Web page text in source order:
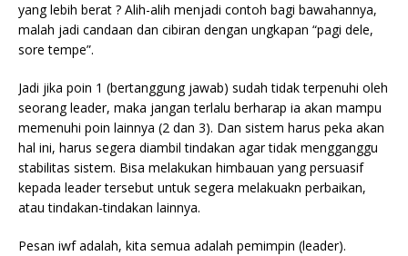
yang lebih berat ? Alih-alih menjadi contoh bagi bawahannya,
malah jadi candaan dan cibiran dengan ungkapan “pagi dele,
sore tempe”.
Jadi jika poin 1 (bertanggung jawab) sudah tidak terpenuhi oleh
seorang leader, maka jangan terlalu berharap ia akan mampu
memenuhi poin lainnya (2 dan 3). Dan sistem harus peka akan
hal ini, harus segera diambil tindakan agar tidak mengganggu
stabilitas sistem. Bisa melakukan himbauan yang persuasif
kepada leader tersebut untuk segera melakuakn perbaikan,
atau tindakan-tindakan lainnya.
Pesan iwf adalah, kita semua adalah pemimpin (leader).